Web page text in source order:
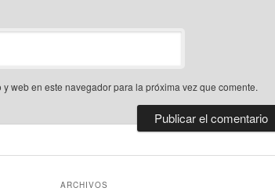
web en este navegador para la próxima vez que comente.
ARCHIVOS